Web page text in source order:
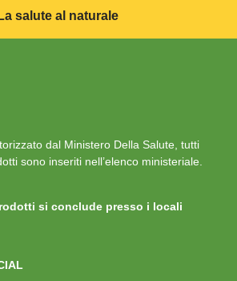
La salute al naturale
dal Ministero Della Salute, tutti
sono inseriti nell’elenco ministeriale.
si conclude presso i locali